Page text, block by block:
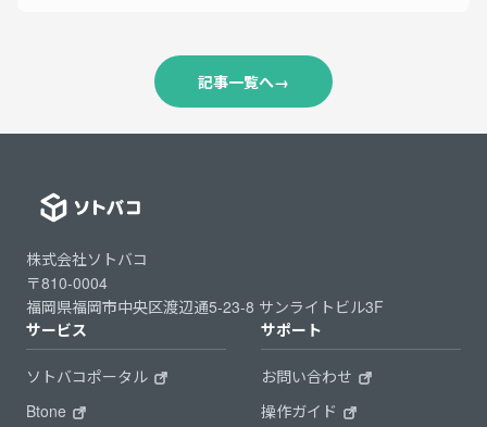
記事一覧へ→
株式会社ソトバコ
〒810-0004
福岡県福岡市中央区渡辺通5-23-8 サンライトビル3F
サービス
ソトバコポータル
Btone
サポート
お問い合わせ
操作ガイド